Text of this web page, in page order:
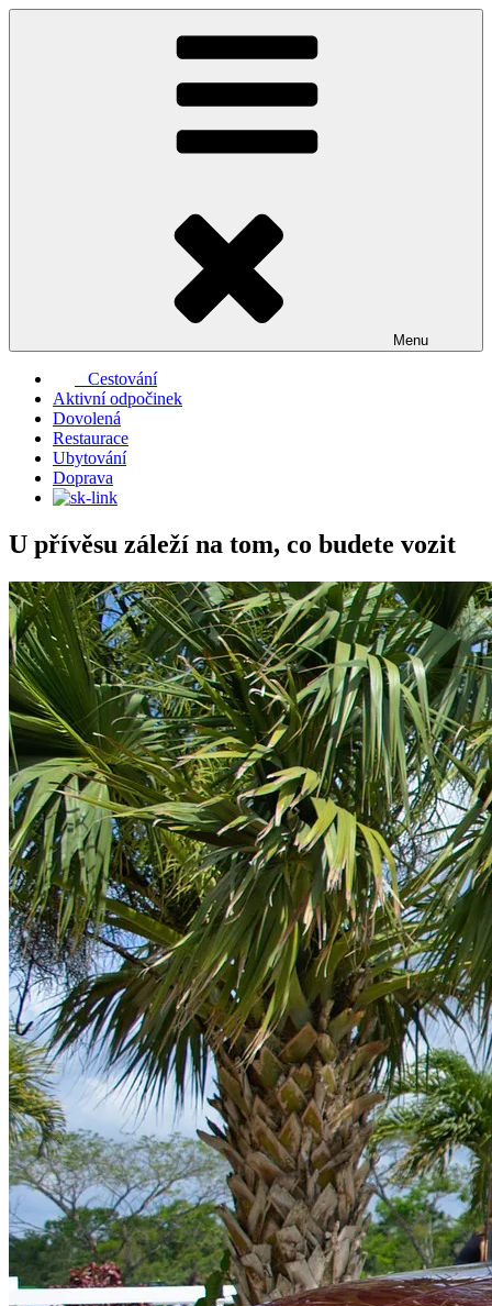
Přejít
Menu
Cestování
Aktivní odpočinek
Dovolená
Restaurace
Ubytování
Doprava
U přívěsu záleží na tom, co budete vozit